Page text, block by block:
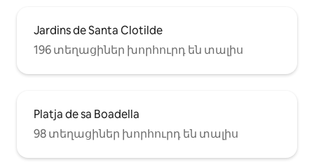
Jardins de Santa Clotilde
196 տեղացիներ խորհուրդ են տալիս
Platja de sa Boadella
98 տեղացիներ խորհուրդ են տալիս